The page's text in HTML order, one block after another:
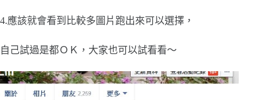
4.應該就會看到比較多圖片跑出來可以選擇，
自己試過是都ＯＫ，大家也可以試看看～